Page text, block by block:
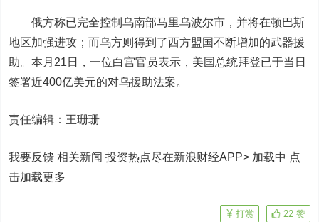
俄方称已完全控制乌南部马里乌波尔市，并将在顿巴斯
地区加强进攻；而乌方则得到了西方盟国不断增加的武器援
助。本月21日，一位白宫官员表示，美国总统拜登已于当日
签署近400亿美元的对乌援助法案。
责任编辑：王珊珊
我要反馈 相关新闻投资热点尽在新浪财经APP> 加载中 点
击加载更多
22 赞
打赏